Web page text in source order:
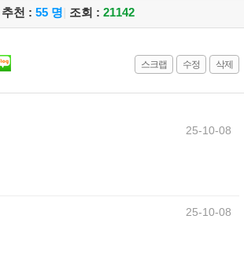
추천 : 55 명 조회 : 21142
스크랩 수정 삭제
25-10-08
25-10-08